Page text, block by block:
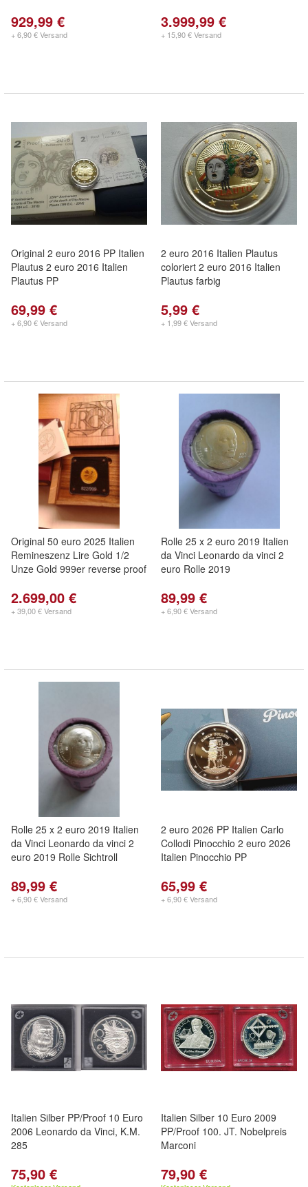
929,99 €
+ 6,90 € Versand
3.999,99 €
+ 15,90 € Versand
Original 2 euro 2016 PP Italien
Plautus 2 euro 2016 Italien
Plautus PP
69,99 €
+ 6,90 € Versand
2 euro 2016 Italien Plautus
coloriert 2 euro 2016 Italien
Plautus farbig
5,99 €
+ 1,99 € Versand
Original 50 euro 2025 Italien
Remineszenz Lire Gold 1/2
Unze Gold 999er reverse proof
2.699,00 €
+ 39,00 € Versand
Rolle 25 x 2 euro 2019 Italien
da Vinci Leonardo da vinci 2
euro Rolle 2019
89,99 €
+ 6,90 € Versand
Rolle 25 x 2 euro 2019 Italien
da Vinci Leonardo da vinci 2
euro 2019 Rolle Sichtroll
89,99 €
+ 6,90 € Versand
2 euro 2026 PP Italien Carlo
Collodi Pinocchio 2 euro 2026
Italien Pinocchio PP
65,99 €
+ 6,90 € Versand
Italien Silber PP/Proof 10 Euro
2006 Leonardo da Vinci, K.M.
285
75,90 €
Italien Silber 10 Euro 2009
PP/Proof 100. JT. Nobelpreis
Marconi
79,90 €